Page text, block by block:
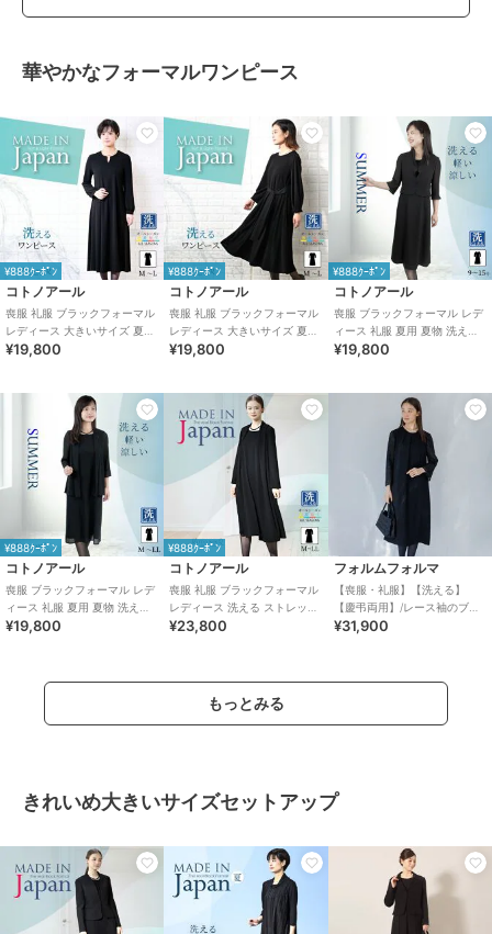
華やかなフォーマルワンピース
¥888ｸｰﾎﾟﾝ
コトノアール
喪服 礼服 ブラックフォーマル
レディース 大きいサイズ 夏物
夏用 洗える 日本製
¥19,800
¥888ｸｰﾎﾟﾝ
コトノアール
喪服 礼服 ブラックフォーマル
レディース 大きいサイズ 夏物
夏用 洗える 日本製
¥19,800
¥888ｸｰﾎﾟﾝ
コトノアール
喪服 ブラックフォーマル レデ
ィース 礼服 夏用 夏物 洗える
ワンピース （63004）
¥19,800
¥888ｸｰﾎﾟﾝ
コトノアール
喪服 ブラックフォーマル レデ
ィース 礼服 夏用 夏物 洗える
ワンピース（63003）
¥19,800
¥888ｸｰﾎﾟﾝ
コトノアール
喪服 礼服 ブラックフォーマル
レディース 洗える ストレッチ
ロング ゆったり 日本製 62011
¥23,800
フォルムフォルマ
【喪服・礼服】【洗える】
【慶弔両用】/レース袖のブラ
ックフォーマルワンピース
¥31,900
もっとみる
きれいめ大きいサイズセットアップ